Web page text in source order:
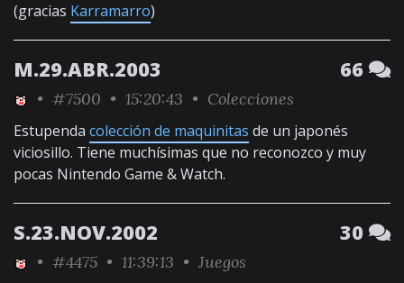
(gracias Karramarro)
M.29.ABR.2003 66
• #7500 • 15:20:43 • Colecciones
Estupenda colección de maquinitas de un japonés
viciosillo. Tiene muchísimas que no reconozco y muy
pocas Nintendo Game & Watch.
S.23.NOV.2002 30
• #4475 • 11:39:13 • Juegos